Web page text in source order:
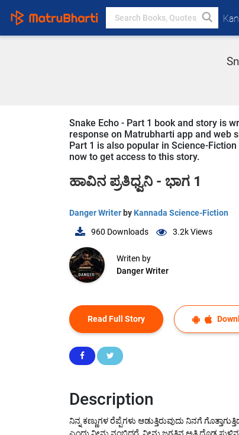
Snake Echo - Part 1 book and story is
response on Matrubharti app and web
Part 1 is also popular in Science-
now to get access to this story.
ಹಾವಿನ ಪ್ರತಿಧ್ವನಿ - ಭಾಗ 1
Danger Writer by Kannada Science-Fiction
960 Downloads 3.2kViews
Writen by
Danger Writer
Read Full Story
Description
ನಿನ್ನ ಕಣ್ಣುಗಳ ರೆಪ್ಪೆಗಳು ಆಡುತ್ತಿರುವುದು ನಿನಗೆ